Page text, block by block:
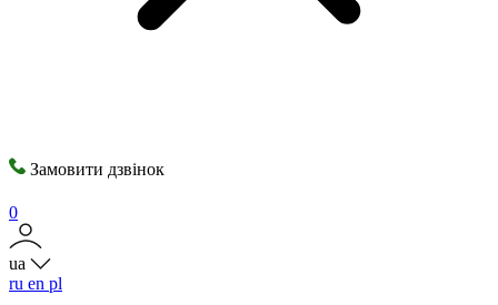
Замовити дзвінок
0
ua
ru en pl